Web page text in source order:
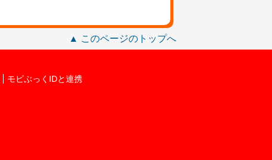
▲ このページのトップへ
モビぶっくIDと連携